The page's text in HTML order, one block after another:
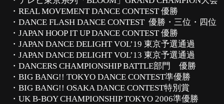
・REAL MOVEMENT DANCE CONTEST 優勝
・DANCE FLASH DANCE CONTEST 優勝・三位・四位
・JAPAN HOOP IT UP DANCE CONTEST 優勝
・JAPAN DANCE DELIGHT VOL’19 東京予選通過
・JAPAN DANCE DELIGHT VOL’13 東京予選通過
・DANCERS CHAMPIONSHIP BATTLE部門 優勝
・BIG BANG!! TOKYO DANCE CONTEST準優勝
・BIG BANG!! OSAKA DANCE CONTEST特別賞
・UK B-BOY CHAMPIONSHIP TOKYO 2006準優勝